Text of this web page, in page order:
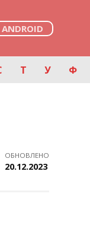
Т У Ф
ОБНОВЛЕНО
20.12.2023